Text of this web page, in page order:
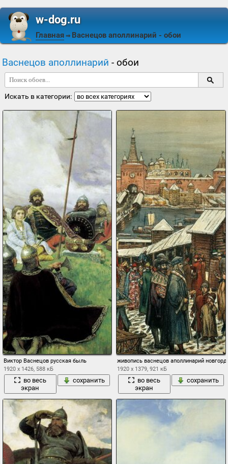
w-dog.ru
Главная ⇒ Васнецов аполлинарий - обои
Васнецов аполлинарий - обои
Искать в категории:
Виктор Васнецов русская быль
1920 x 1426, 588 кБ
во весь
экран
сохранить
живопись васнецов аполлинарий
1920 x 1379, 921 кБ
во весь
экран
сохранить